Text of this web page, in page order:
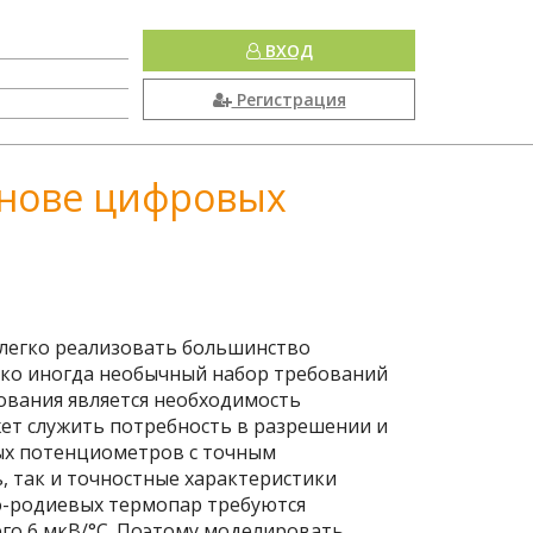
ВХОД
Регистрация
цифровых
реализовать большинство
иногда необычный набор требований
является необходимость
служить потребность в разрешении и
потенциометров с точным
так и точностные характеристики
термопар требуются